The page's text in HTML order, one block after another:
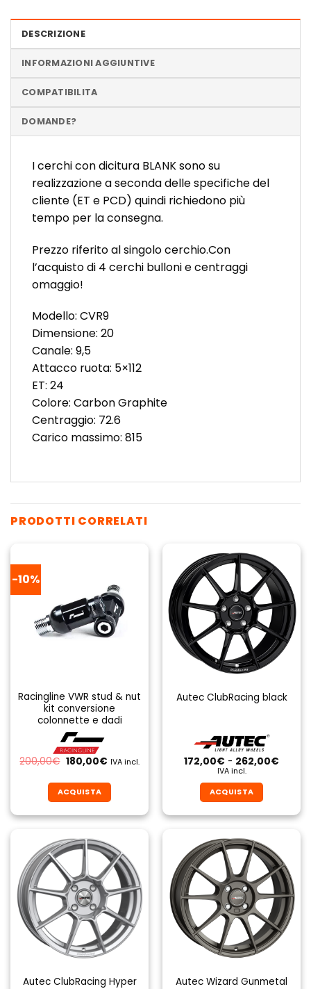
DESCRIZIONE
INFORMAZIONI AGGIUNTIVE
COMPATIBILITA
DOMANDE?
I cerchi con dicitura BLANK sono su
realizzazione a seconda delle specifiche del
cliente (ET e PCD) quindi richiedono più
tempo per la consegna.
Prezzo riferito al singolo cerchio.Con
l’acquisto di 4 cerchi bulloni e centraggi
omaggio!
Modello: CVR9
Dimensione: 20
Canale: 9,5
Attacco ruota: 5×112
ET: 24
Colore: Carbon Graphite
Centraggio: 72.6
Carico massimo: 815
PRODOTTI CORRELATI
-10%
Racingline VWR stud & nut
kit conversione
colonnette e dadi
200,00€ Il
prezzo
era:
200,00€.
180,00€Il
è:
180,00€.
IVA incl.
ACQUISTA
prodotto
ha
più
varianti.
Le
opzioni
possono
essere
scelte
nella
del
Autec ClubRacing black
172,00€ - 262,00€Fascia
IVA incl.
ACQUISTA
prodotto
ha
più
varianti.
Le
opzioni
possono
essere
scelte
nella
del
Autec ClubRacing Hyper
Autec Wizard Gunmetal